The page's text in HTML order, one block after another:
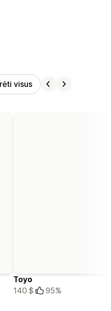
visus
Toyo
140 $
95%